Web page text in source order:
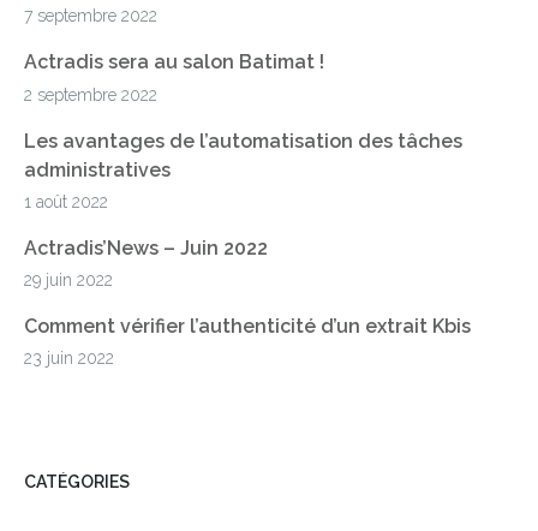
7 septembre 2022
Actradis sera au salon Batimat !
2 septembre 2022
Les avantages de l’automatisation des tâches
administratives
1 août 2022
Actradis’News – Juin 2022
29 juin 2022
Comment vérifier l’authenticité d’un extrait Kbis
23 juin 2022
CATÉGORIES